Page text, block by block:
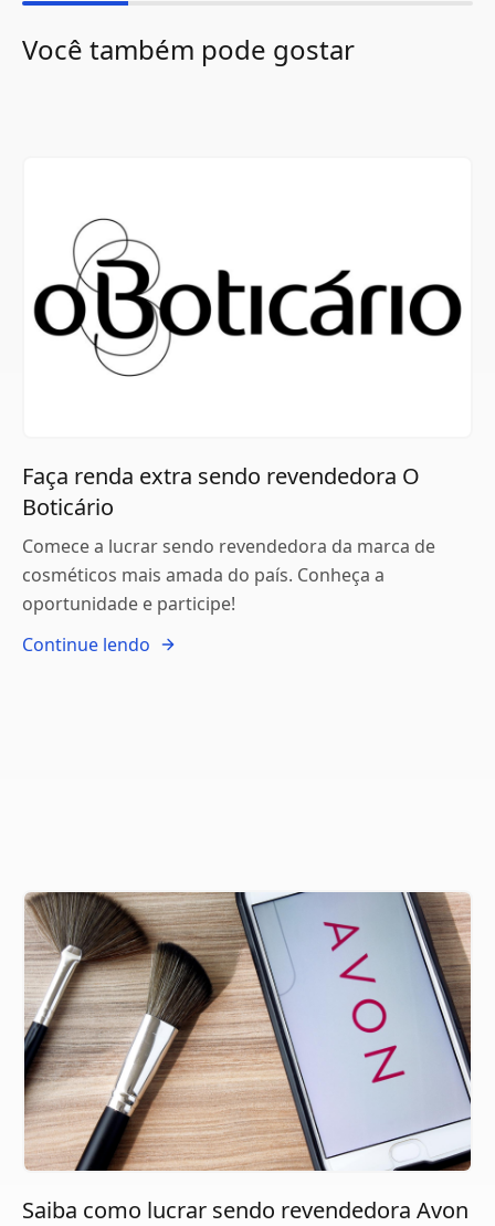
Você também pode gostar
Faça renda extra sendo revendedora O
Boticário
Comece a lucrar sendo revendedora da marca de
cosméticos mais amada do país. Conheça a
oportunidade e participe!
Continue lendo
Saiba como lucrar sendo revendedora Avon